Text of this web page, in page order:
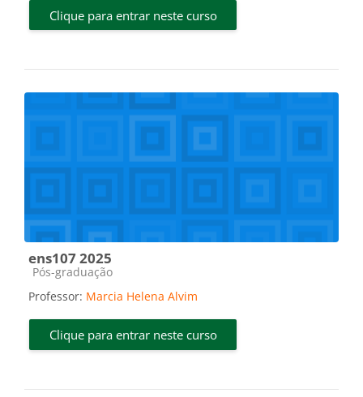
Clique para entrar neste curso
ens107 2025
Categoria do curso
Pós-graduação
Professor: Marcia Helena Alvim
Clique para entrar neste curso